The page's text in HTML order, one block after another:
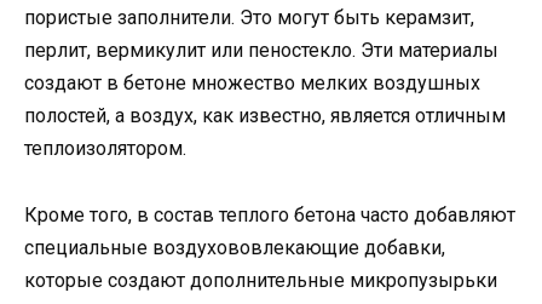
пористые заполнители. Это могут быть керамзит,
перлит, вермикулит или пеностекло. Эти материалы
создают в бетоне множество мелких воздушных
полостей, а воздух, как известно, является отличным
теплоизолятором.
Кроме того, в состав теплого бетона часто добавляют
специальные воздухововлекающие добавки,
которые создают дополнительные микропузырьки